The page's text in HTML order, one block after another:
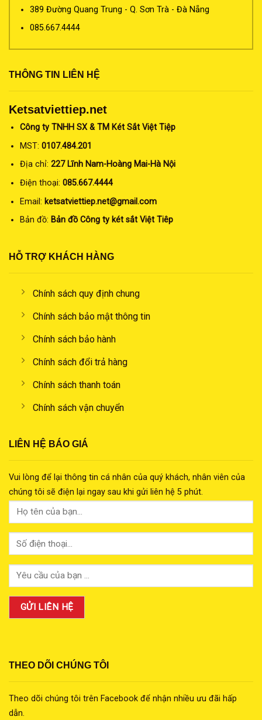
389 Đường Quang Trung - Q. Sơn Trà - Đà Nẵng
085.667.4444
THÔNG TIN LIÊN HỆ
Ketsatviettiep.net
Công ty TNHH SX & TM Két Sắt Việt Tiệp
MST: 0107.484.201
Địa chỉ: 227 Lĩnh Nam-Hoàng Mai-Hà Nội
Điện thoại: 085.667.4444
Email: ketsatviettiep.net@gmail.com
Bản đồ: Bản đồ Công ty két sắt Việt Tiêp
HỖ TRỢ KHÁCH HÀNG
Chính sách quy định chung
Chính sách bảo mật thông tin
Chính sách bảo hành
Chính sách đổi trả hàng
Chính sách thanh toán
Chính sách vận chuyển
LIÊN HỆ BÁO GIÁ
Vui lòng để lại thông tin cá nhân của quý khách, nhân viên của
chúng tôi sẽ điện lại ngay sau khi gửi liên hệ 5 phút.
THEO DÕI CHÚNG TÔI
Theo dõi chúng tôi trên Facebook để nhận nhiều ưu đãi hấp
dẫn.